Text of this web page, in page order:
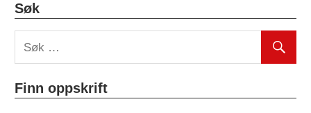
Søk
Finn oppskrift